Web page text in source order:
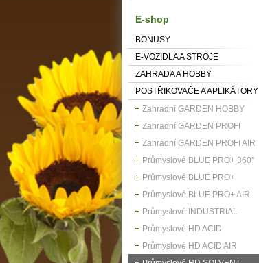
E-shop
BONUSY
E-VOZIDLA A STROJE
ZAHRADA A HOBBY
POSTŘIKOVAČE A APLIKÁTORY
Zahradní GARDEN HOBBY
Zahradní GARDEN PROFI
Zahradní GARDEN PROFI AIR
Průmyslové BLUE PRO+ 360°
Průmyslové BLUE PRO+
Průmyslové BLUE PRO+ AIR
Průmyslové INDUSTRIAL
Průmyslové HD ACID
Průmyslové HD ACID AIR